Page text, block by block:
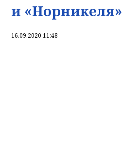
и «Норникеля»
16.09.2020 11:48